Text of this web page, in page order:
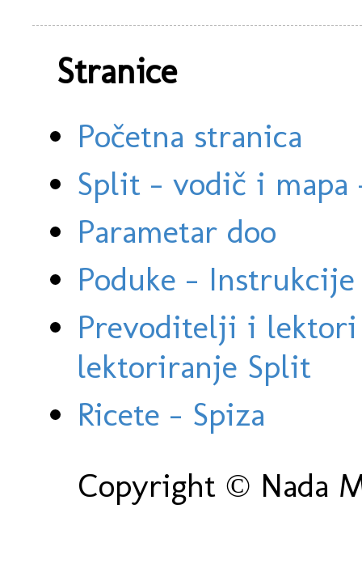
Stranice
Početna stranica
Split - vodič i
Parametar doo
Poduke -
Prevoditelji i
lektoriranje Split
Ricete - Spiza
Copyright © Nada